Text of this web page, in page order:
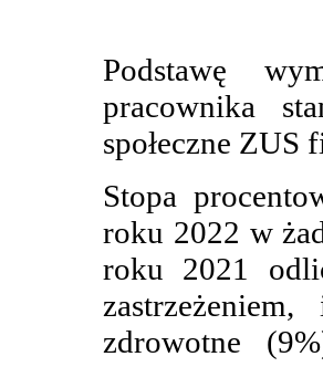
Podstawę
pracownika
społeczne ZUS
Stopa
roku 2022 w
roku 2021
zdrowotne